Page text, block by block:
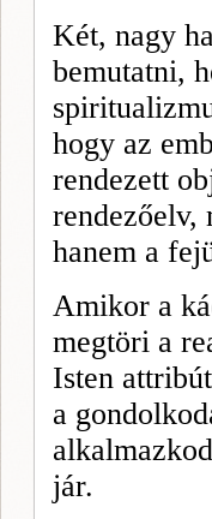
Két, nagy
bemutatni,
hogy az
rendezett
rendezőelv,
hanem a
Amikor a
megtöri a
Isten
a
jár.